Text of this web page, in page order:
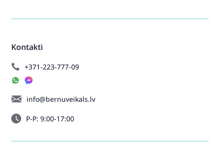
Kontakti
+371-223-777-09
info@bernuveikals.lv
P-P: 9:00-17:00